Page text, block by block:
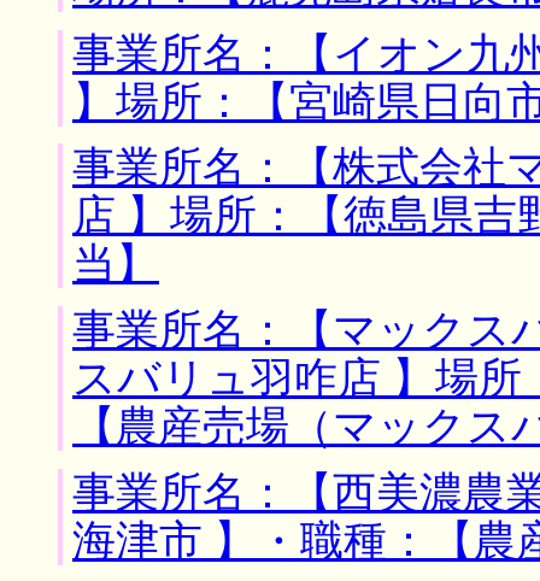
事業所名：【イオン
】場所：【宮崎県日向
事業所名：【株式会
店 】場所：【徳島県吉
当】
事業所名：【マック
スバリュ羽咋店 】場
【農産売場（マック
事業所名：【西美濃農
海津市 】・職種：【農